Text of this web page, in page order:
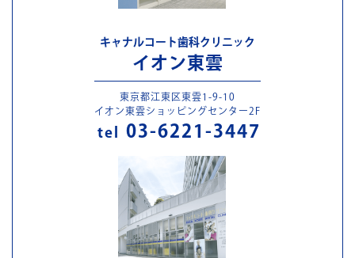
キャナルコート歯科クリニック
イオン東雲
東京都江東区東雲1-9-10
イオン東雲ショッピングセンター2F
tel 03-6221-3447